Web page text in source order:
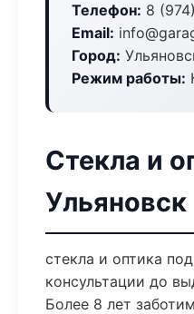
Телефон: 8
Email:
Город:
Режим работы:
Стекла и
Ульяновск
стекла и оптика
консультации до
Более 8 лет